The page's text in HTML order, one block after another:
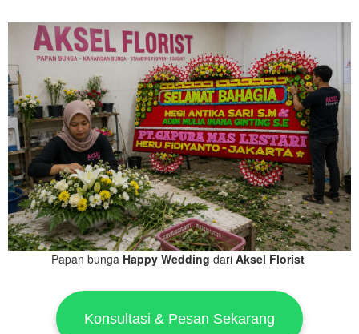
Papan bunga Happy Wedding dari Aksel Florist
Konsultasi & Pesan Sekarang